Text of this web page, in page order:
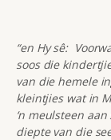
“en Hy sê:
soos die
van die hemele
kleintjies wat in
‘n meulsteen
diepte van die